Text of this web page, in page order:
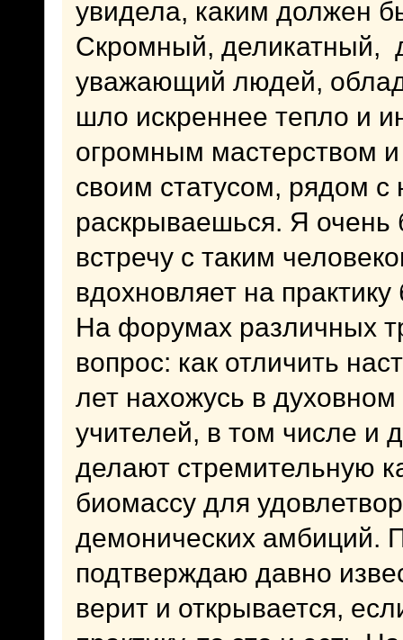
увидела, каким должен
Скромный, деликатный,
уважающий людей,
шло искреннее тепло и
огромным мастерством
своим статусом, рядом
раскрываешься. Я очень
встречу с таким
вдохновляет на
На форумах различных
вопрос: как отличить
лет нахожусь в
учителей, в том числе и
делают стремительную
биомассу для
демонических амбиций.
подтверждаю давно
верит и открывается,